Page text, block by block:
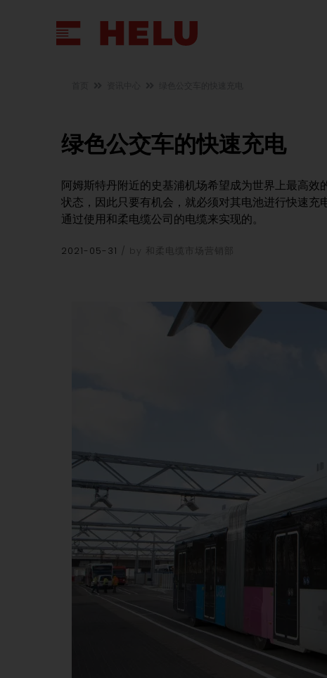
绿色公交车的快速充电
阿姆斯特丹附近的史基浦机场希望成为世界上最高
状态，因此只要有机会，就必须对其电池进行快速
通过使用和柔电缆公司的电缆来实现的。
2021-05-31 by 和柔电缆市场营销部